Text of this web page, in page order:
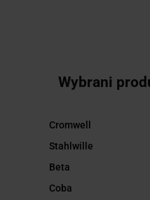
Wybrani
Cromwell
Stahlwille
Beta
Coba